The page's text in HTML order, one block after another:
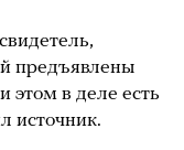
предъявлены
этом в деле есть
источник.